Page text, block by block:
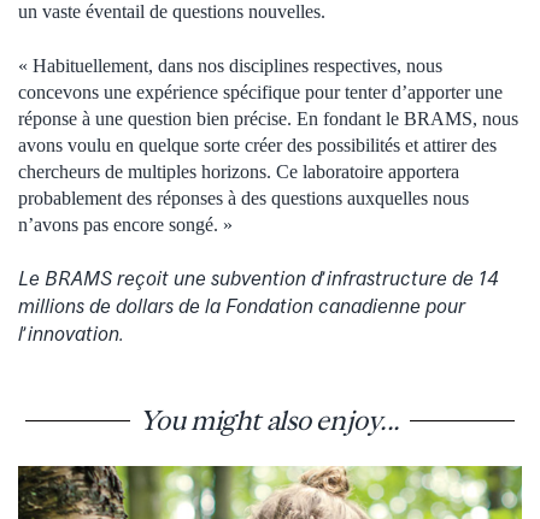
un vaste éventail de questions nouvelles.
« Habituellement, dans nos disciplines respectives, nous
concevons une expérience spécifique pour tenter d’apporter une
réponse à une question bien précise. En fondant le BRAMS, nous
avons voulu en quelque sorte créer des possibilités et attirer des
chercheurs de multiples horizons. Ce laboratoire apportera
probablement des réponses à des questions auxquelles nous
n’avons pas encore songé. »
Le BRAMS reçoit une subvention dʼinfrastructure de 14
millions de dollars de la Fondation canadienne pour
lʼinnovation.
You might also enjoy...